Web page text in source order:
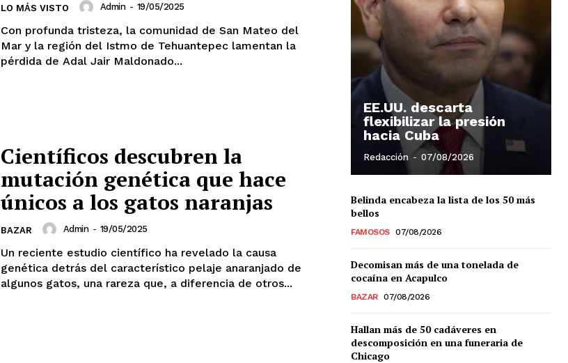
LO MÁS VISTO Admin - 19/05/2025
Con profunda tristeza, la comunidad de San Mateo del
Mar y la región del Istmo de Tehuantepec lamentan la
pérdida de Adal Jair Maldonado...
Científicos descubren la
mutación genética que hace
únicos a los gatos naranjas
BAZAR Admin - 19/05/2025
Un reciente estudio científico ha revelado la causa
genética detrás del característico pelaje anaranjado de
algunos gatos, una rareza que, a diferencia de otros...
EE.UU. descarta
flexibilizar la presión
hacia Cuba
Redacción - 07/08/2026
Belinda encabeza la lista de los 50 más
bellos
FAMOSOS 07/08/2026
Decomisan más de una tonelada de
cocaína en Acapulco
BAZAR 07/08/2026
Hallan más de 50 cadáveres en
descomposición en una funeraria de
Chicago